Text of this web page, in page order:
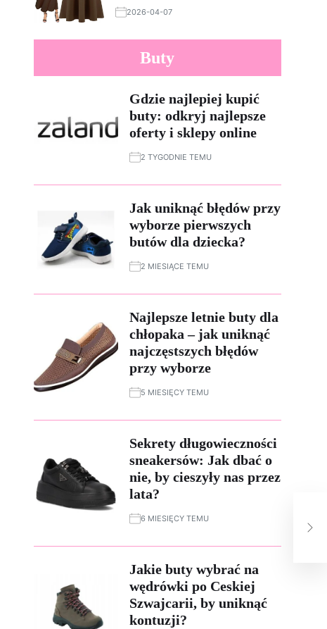
2026-04-07
Buty
Gdzie najlepiej kupić
buty: odkryj najlepsze
oferty i sklepy online
2 TYGODNIE TEMU
Jak uniknąć błędów przy
wyborze pierwszych
butów dla dziecka?
2 MIESIĄCE TEMU
Najlepsze letnie buty dla
chłopaka – jak uniknąć
najczęstszych błędów
przy wyborze
5 MIESIĘCY TEMU
Sekrety długowieczności
sneakersów: Jak dbać o
nie, by cieszyły nas przez
lata?
6 MIESIĘCY TEMU
Jakie buty wybrać na
wędrówki po Ceskiej
Szwajcarii, by uniknąć
kontuzji?